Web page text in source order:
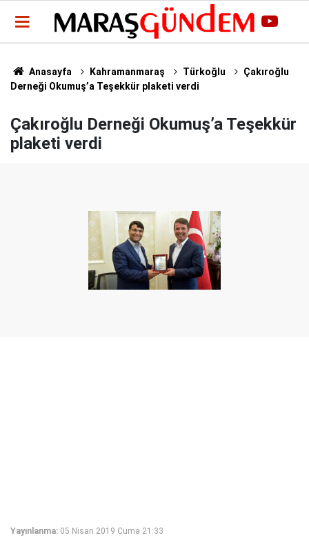
Anasayfa Kahramanmaraş Türkoğlu
Çakıroğlu
Derneği Okumuş’a Teşekkür plaketi verdi
Çakıroğlu Derneği Okumuş’a Teşekkür
plaketi verdi
Yayınlanma: 05 Nisan 2019 Cuma 21:33